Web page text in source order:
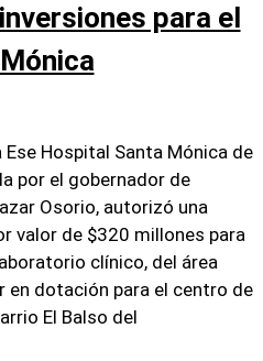
para el
Hospital Santa Mónica de
por el gobernador de
Osorio, autorizó una
valor de $320 millones para
clínico, del área
dotación para el centro de
El Balso del